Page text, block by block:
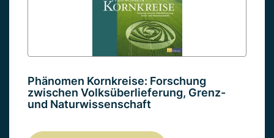
Phänomen Kornkreise: Forschung
zwischen Volksüberlieferung, Grenz-
und Naturwissenschaft